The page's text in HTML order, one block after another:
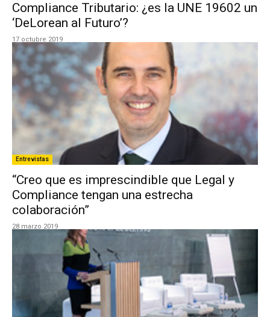
Compliance Tributario: ¿es la UNE 19602 un
‘DeLorean al Futuro’?
17 octubre 2019
Entrevistas
“Creo que es imprescindible que Legal y
Compliance tengan una estrecha
colaboración”
28 marzo 2019